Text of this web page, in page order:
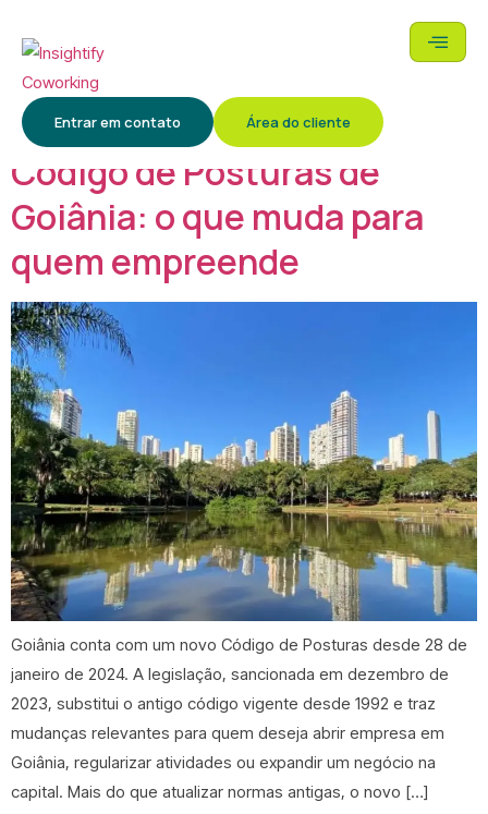
Entrar em contato Área do cliente
Categoria:
Coworking
Código de Posturas de
Goiânia: o que muda para
quem empreende
Goiânia conta com um novo Código de Posturas desde 28 de
janeiro de 2024. A legislação, sancionada em dezembro de
2023, substitui o antigo código vigente desde 1992 e traz
mudanças relevantes para quem deseja abrir empresa em
Goiânia, regularizar atividades ou expandir um negócio na
capital. Mais do que atualizar normas antigas, o novo […]